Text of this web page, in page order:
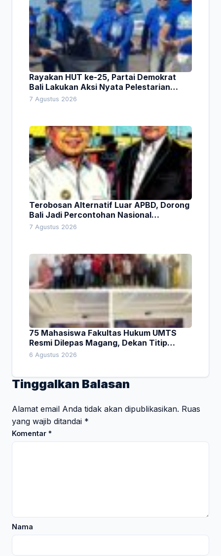
Rayakan HUT ke-25, Partai Demokrat
Bali Lakukan Aksi Nyata Pelestarian
Lingkungan
7 Agustus 2026
Terobosan Alternatif Luar APBD, Dorong
Bali Jadi Percontohan Nasional
Pembiayaan Daerah
7 Agustus 2026
75 Mahasiswa Fakultas Hukum UMTS
Resmi Dilepas Magang, Dekan Titip
Empat Pesan Penting
6 Agustus 2026
Tinggalkan Balasan
Alamat email Anda tidak akan dipublikasikan. Ruas
yang wajib ditandai *
Komentar *
Nama